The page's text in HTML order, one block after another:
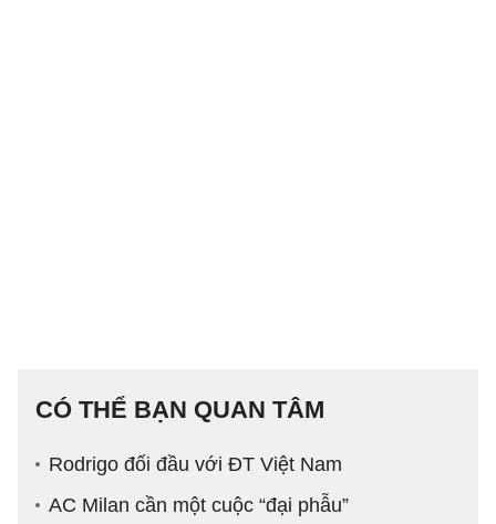
CÓ THỂ BẠN QUAN TÂM
Rodrigo đối đầu với ĐT Việt Nam
AC Milan cần một cuộc “đại phẫu”